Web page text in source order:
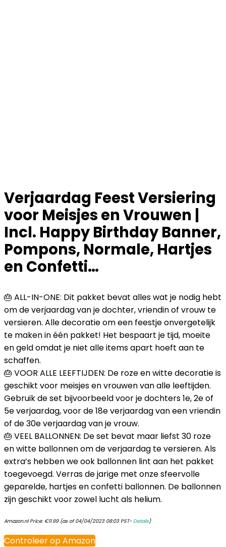
Verjaardag Feest Versiering
voor Meisjes en Vrouwen |
Incl. Happy Birthday Banner,
Pompons, Normale, Hartjes
en Confetti…
🎂 ALL-IN-ONE: Dit pakket bevat alles wat je nodig hebt
om de verjaardag van je dochter, vriendin of vrouw te
versieren. Alle decoratie om een feestje onvergetelijk
te maken in één pakket! Het bespaart je tijd, moeite
en geld omdat je niet alle items apart hoeft aan te
schaffen.
🎂 VOOR ALLE LEEFTIJDEN: De roze en witte decoratie is
geschikt voor meisjes en vrouwen van alle leeftijden.
Gebruik de set bijvoorbeeld voor je dochters 1e, 2e of
5e verjaardag, voor de 18e verjaardag van een vriendin
of de 30e verjaardag van je vrouw.
🎂 VEEL BALLONNEN: De set bevat maar liefst 30 roze
en witte ballonnen om de verjaardag te versieren. Als
extra’s hebben we ook ballonnen lint aan het pakket
toegevoegd. Verras de jarige met onze sfeervolle
geparelde, hartjes en confetti ballonnen. De ballonnen
zijn geschikt voor zowel lucht als helium.
Amazon.nl Price: €11.99(as of 04/04/2023 08:03 PST-Details)
Controleer op Amazon